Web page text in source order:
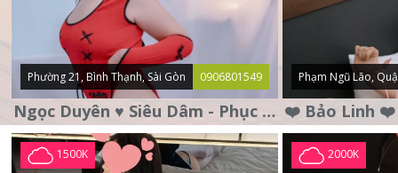
Phường 21, Bình Thạnh, Sài Gòn 0906801549
Ngọc Duyên ♥️ Siêu Dâm - Phục Vụ Tận Tình - Chu Đáo
Phạm Ngũ Lão,
1500K 2000K